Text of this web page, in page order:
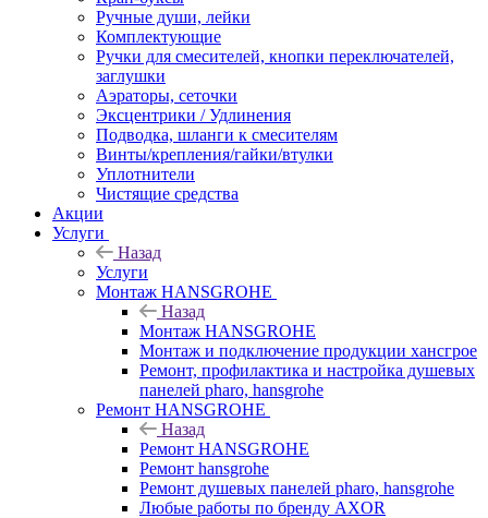
Ручные души, лейки
Комплектующие
Ручки для смесителей, кнопки переключателей,
заглушки
Аэраторы, сеточки
Эксцентрики / Удлинения
Подводка, шланги к смесителям
Винты/крепления/гайки/втулки
Уплотнители
Чистящие средства
Акции
Услуги
Назад
Услуги
Монтаж HANSGROHE
Назад
Монтаж HANSGROHE
Монтаж и подключение продукции хансгрое
Ремонт, профилактика и настройка душевых
панелей pharo, hansgrohe
Ремонт HANSGROHE
Назад
Ремонт HANSGROHE
Ремонт hansgrohe
Ремонт душевых панелей pharo, hansgrohe
Любые работы по бренду AXOR